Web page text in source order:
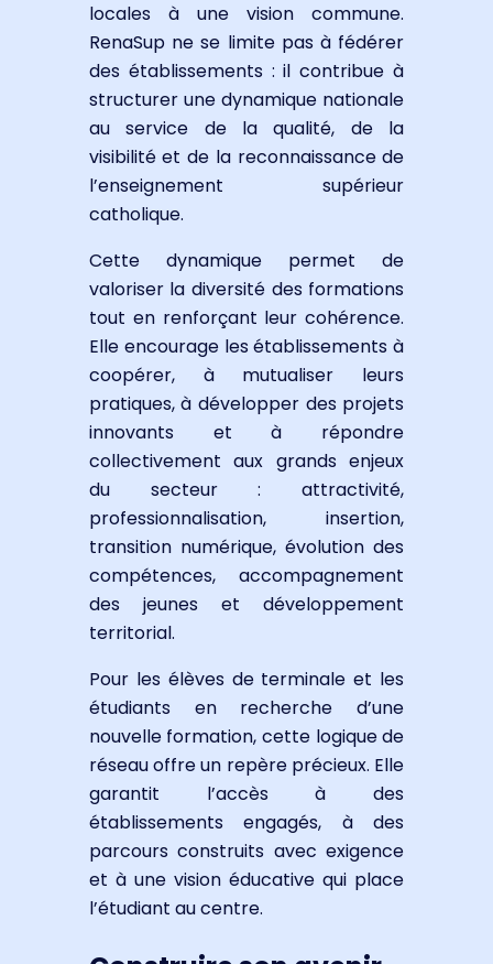
locales à une vision commune.
RenaSup ne se limite pas à fédérer
des établissements : il contribue à
structurer une dynamique nationale
au service de la qualité, de la
visibilité et de la reconnaissance de
l’enseignement supérieur
catholique.
Cette dynamique permet de
valoriser la diversité des formations
tout en renforçant leur cohérence.
Elle encourage les établissements à
coopérer, à mutualiser leurs
pratiques, à développer des projets
innovants et à répondre
collectivement aux grands enjeux
du secteur : attractivité,
professionnalisation, insertion,
transition numérique, évolution des
compétences, accompagnement
des jeunes et développement
territorial.
Pour les élèves de terminale et les
étudiants en recherche d’une
nouvelle formation, cette logique de
réseau offre un repère précieux. Elle
garantit l’accès à des
établissements engagés, à des
parcours construits avec exigence
et à une vision éducative qui place
l’étudiant au centre.